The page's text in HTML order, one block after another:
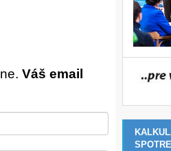
Váš email